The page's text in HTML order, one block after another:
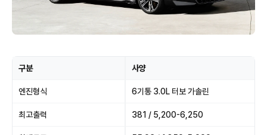
구분 사양
엔진형식 6기통 3.0L 터보 가솔린
최고출력 381 / 5,200-6,250